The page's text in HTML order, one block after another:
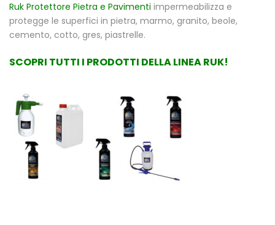
Ruk Protettore Pietra e Pavimenti impermeabilizza e
protegge le superfici in pietra, marmo, granito, beole,
cemento, cotto, gres, piastrelle.
SCOPRI TUTTI I PRODOTTI DELLA LINEA RUK!